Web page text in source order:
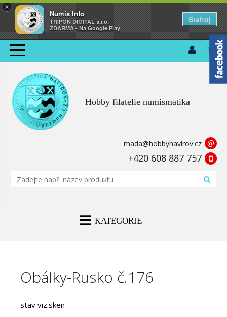
×
Numis Info
TRIPON DIGITAL s.r.o.
ZDARMA - Na Google Play
Stahuj
Hobby filatelie numismatika
mada@hobbyhavirov.cz @
+420 608 887 757
KATEGORIE
Obálky-Rusko č.176
stav viz.sken